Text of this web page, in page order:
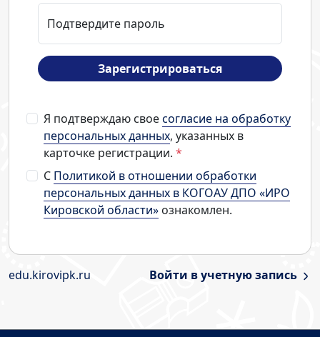
Подтвердите пароль
Зарегистрироваться
Я подтверждаю своесогласие на обработку
персональных данных, указанных в
карточке регистрации. *
С Политикой в отношении обработки
персональных данных в КОГОАУ ДПО «ИРО
Кировской области» ознакомлен.
edu.kirovipk.ru Войти в учетную запись ​